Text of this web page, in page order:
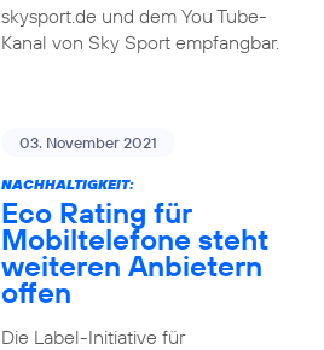
skysport.de und dem You Tube-
Kanal von Sky Sport empfangbar.
03. November 2021
NACHHALTIGKEIT:
Eco Rating für
Mobiltelefone steht
weiteren Anbietern
offen
Die Label-Initiative für